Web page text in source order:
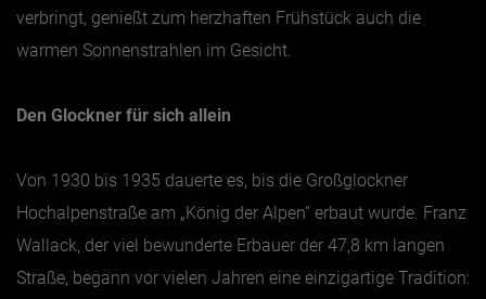
Mai
Juni
August
Dezember
verbringt, genießt zum herzhaften Frühstück auch die
warmen Sonnenstrahlen im Gesicht.
Den Glockner für sich allein
Von 1930 bis 1935 dauerte es, bis die Großglockner
Hochalpenstraße am „König der Alpen“ erbaut wurde. Franz
Wallack, der viel bewunderte Erbauer der 47,8 km langen
Straße, begann vor vielen Jahren eine einzigartige Tradition: